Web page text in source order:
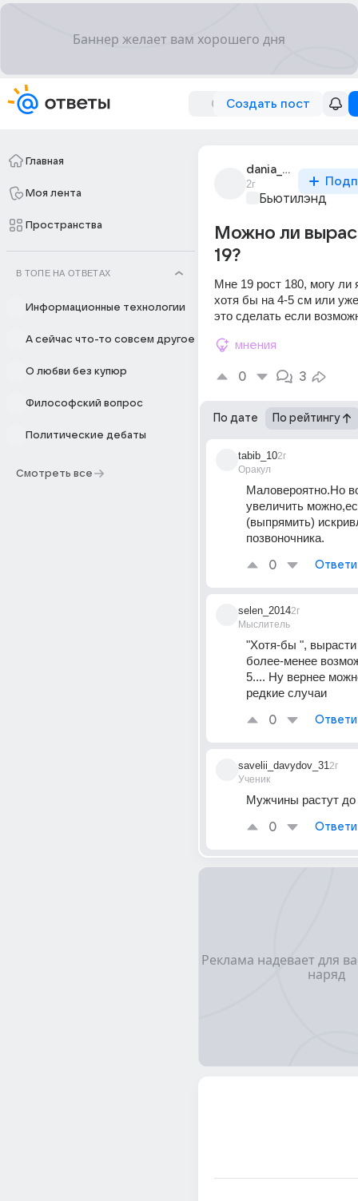
Создать пост
Главная
Моя лента
Пространства
В ТОПЕ НА ОТВЕТАХ
Информационные технологии
А сейчас что-то совсем другое
О любви без купюр
Философский вопрос
Политические дебаты
Смотреть все
dania_nuraliev
2г
Бьютилэнд
Можно ли
19?
Мне 19 рост 180, могу ли
хотя бы на 4-5 см или
это сделать если
мнения
0 3
По дате По рейтингу
tabib_10
Оракул
2г
Маловероятно.Но
увеличить
(выпрямить)
позвоночника.
0
selen_2014
Мыслитель
2г
"Хотя-бы ",
более-менее
5.... Ну вернее
редкие случаи
0
savelii_davydov_31
Ученик
2г
Мужчины растут до
0